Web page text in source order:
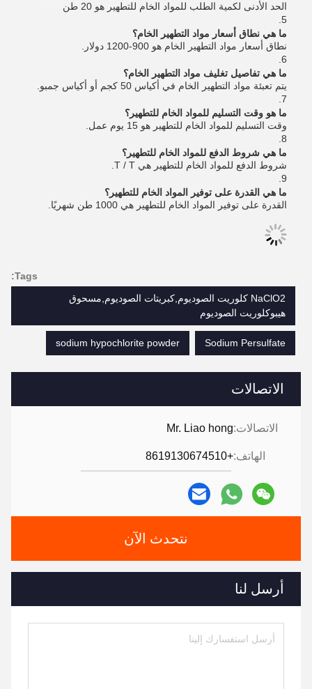
الاتصالات
الاتصالات:Mr. Liao hong
الهاتف:+8619130674510
نتحدث الآن
أرسل لنا
الحد الأدنى لكمية الطلب للمواد الخام للتطهير هو 20 طن
5.
ما هي نطاق أسعار مواد التطهير الخام؟
نطاق أسعار مواد التطهير الخام هو 900-1200 دولار.
6.
ما هي تفاصيل تغليف مواد التطهير الخام؟
يتم تعبئة مواد التطهير الخام في أكياس 50 كجم أو أكياس جمبو.
7.
ما هو وقت التسليم للمواد الخام للتطهير؟
وقت التسليم للمواد الخام للتطهير هو 15 يوم عمل.
8.
ما هي شروط الدفع للمواد الخام للتطهير؟
شروط الدفع للمواد الخام للتطهير هي T / T.
9.
ما هي القدرة على توفير المواد الخام للتطهير؟
القدرة على توفير المواد الخام للتطهير هي 1000 طن شهريًا.
Tags:
NaClO2 كلوريت الصوديوم,كبريتات الصوديوم,مسحوق
هيبوكلوريت الصوديوم
Sodium Persulfate
sodium hypochlorite powder